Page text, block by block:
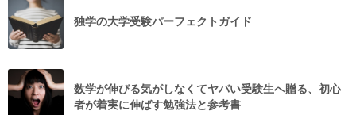
独学の大学受験パーフェクトガイド
数学が伸びる気がしなくてヤバい受験生へ贈る、初心
者が着実に伸ばす勉強法と参考書